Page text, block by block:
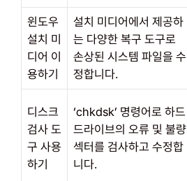
윈도우
설치 미
디어 이
용하기
설치 미디어에서 제공하
는 다양한 복구 도구로
손상된 시스템 파일을 수
정합니다.
디스크
검사 도
구 사용
하기
‘chkdsk’ 명령어로 하드
드라이브의 오류 및 불량
섹터를 검사하고 수정합
니다.